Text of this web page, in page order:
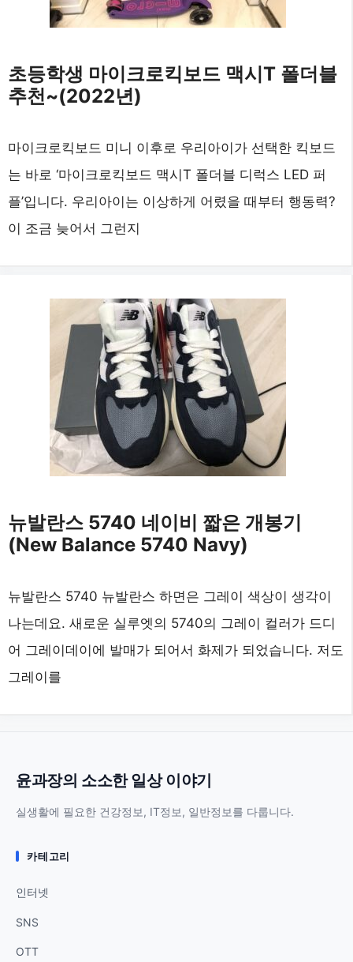
초등학생 마이크로킥보드 맥시T 폴더블
추천~(2022년)
마이크로킥보드 미니 이후로 우리아이가 선택한 킥보드
는 바로 ‘마이크로킥보드 맥시T 폴더블 디럭스 LED 퍼
플’입니다. 우리아이는 이상하게 어렸을 때부터 행동력?
이 조금 늦어서 그런지
뉴발란스 5740 네이비 짧은 개봉기
(New Balance 5740 Navy)
뉴발란스 5740 뉴발란스 하면은 그레이 색상이 생각이
나는데요. 새로운 실루엣의 5740의 그레이 컬러가 드디
어 그레이데이에 발매가 되어서 화제가 되었습니다. 저도
그레이를
윤과장의 소소한 일상 이야기
실생활에 필요한 건강정보, IT정보, 일반정보를 다룹니다.
카테고리
인터넷
SNS
OTT